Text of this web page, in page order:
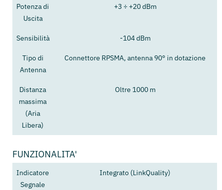
Potenza di
Uscita
+3 ÷ +20 dBm
Sensibilità -104 dBm
Tipo di
Antenna
Connettore RPSMA, antenna 90° in dotazione
Distanza
massima
(Aria
Libera)
Oltre 1000 m
FUNZIONALITA'
Indicatore
Segnale
Integrato (LinkQuality)